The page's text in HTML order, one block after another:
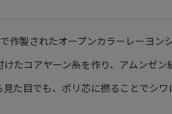
製されたオープンカラーレーヨンシ
たコアヤーン糸を作り、アムンゼン
た目でも、ポリ芯に撚ることでシ